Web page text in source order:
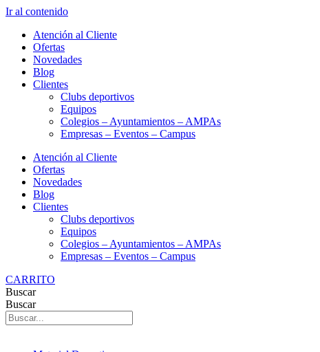
Ir al contenido
Atención al Cliente
Ofertas
Novedades
Blog
Clientes
Clubs deportivos
Equipos
Colegios – Ayuntamientos – AMPAs
Empresas – Eventos – Campus
Atención al Cliente
Ofertas
Novedades
Blog
Clientes
Clubs deportivos
Equipos
Colegios – Ayuntamientos – AMPAs
Empresas – Eventos – Campus
CARRITO
Buscar
Buscar